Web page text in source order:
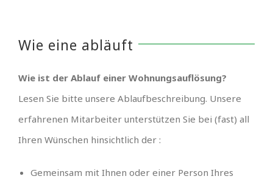
Wie eine abläuft
Wie ist der Ablauf einer Wohnungsauflösung?
Lesen Sie bitte unsere Ablaufbeschreibung. Unsere
erfahrenen Mitarbeiter unterstützen Sie bei (fast) all
Ihren Wünschen hinsichtlich der :
Gemeinsam mit Ihnen oder einer Person Ihres